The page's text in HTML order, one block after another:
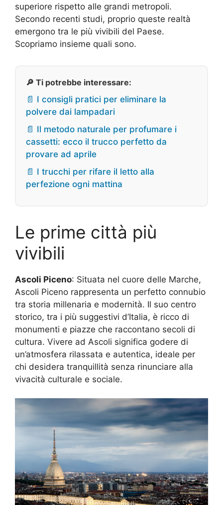
superiore rispetto alle grandi metropoli.
Secondo recenti studi, proprio queste realtà
emergono tra le più vivibili del Paese.
Scopriamo insieme quali sono.
🔎 Ti potrebbe interessare:
📄 I consigli pratici per eliminare la
polvere dai lampadari
📄 Il metodo naturale per profumare i
cassetti: ecco il trucco perfetto da
provare ad aprile
📄 I trucchi per rifare il letto alla
perfezione ogni mattina
Le prime città più
vivibili
Ascoli Piceno: Situata nel cuore delle Marche,
Ascoli Piceno rappresenta un perfetto connubio
tra storia millenaria e modernità. Il suo centro
storico, tra i più suggestivi d’Italia, è ricco di
monumenti e piazze che raccontano secoli di
cultura. Vivere ad Ascoli significa godere di
un’atmosfera rilassata e autentica, ideale per
chi desidera tranquillità senza rinunciare alla
vivacità culturale e sociale.